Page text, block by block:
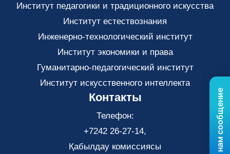
Институт педагогики и традиционного искусства
Институт естествознания
Инженерно-технологический институт
Институт экономики и права
Гуманитарно-педагогический институт
Институт искусственного интеллекта
Контакты
Телефон:
+7242 26-27-14,
Қабылдау комиссиясы